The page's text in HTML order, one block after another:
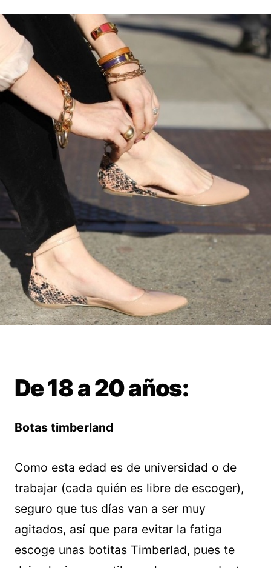
De 18 a 20 años:
Botas timberland
Como esta edad es de universidad o de
trabajar (cada quién es libre de escoger),
seguro que tus días van a ser muy
agitados, así que para evitar la fatiga
escoge unas botitas Timberlad, pues te